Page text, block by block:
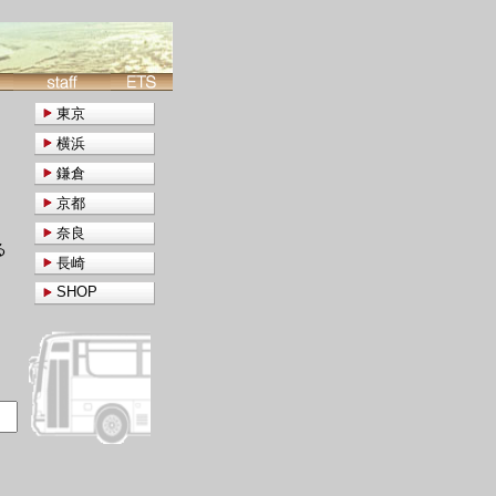
東京
横浜
鎌倉
京都
奈良
長崎
SHOP